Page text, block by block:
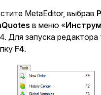
MetaEditor, выбрав
в меню «
Для запуска
F4.